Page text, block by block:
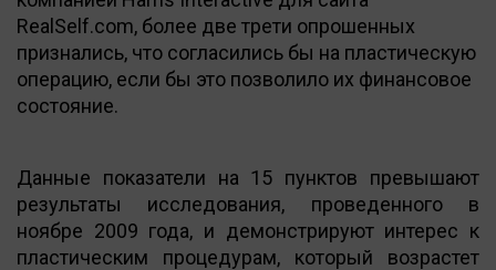
RealSelf.com, более две трети опрошенных
признались, что согласились бы на пластическую
операцию, если бы это позволило их финансовое
состояние.
Данные показатели на 15 пунктов превышают
результаты исследования, проведенного в
ноябре 2009 года, и демонстрируют интерес к
пластическим процедурам, который возрастет